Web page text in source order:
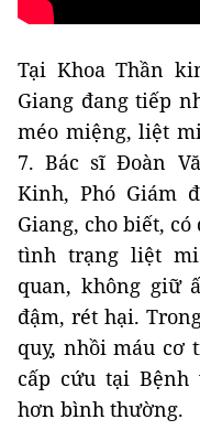
Tại Khoa Thần
Giang đang tiếp
méo miệng, liệt
7. Bác sĩ Đoàn
Kinh, Phó Giám
Giang, cho biết,
tình trạng liệt
quan, không giữ
đậm, rét hại.
quỵ, nhồi máu cơ
cấp cứu tại
hơn bình thường.